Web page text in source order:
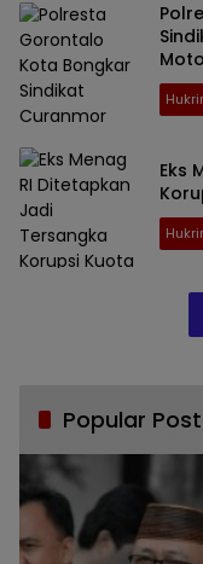
Eks
Popular Post